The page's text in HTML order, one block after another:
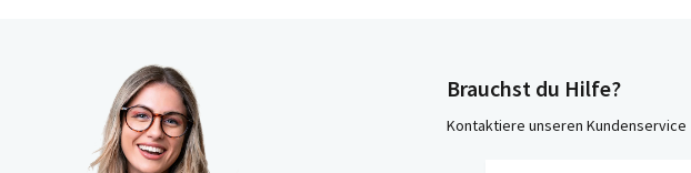
Brauchst du Hilfe?
Kontaktiere unseren Kundenservice